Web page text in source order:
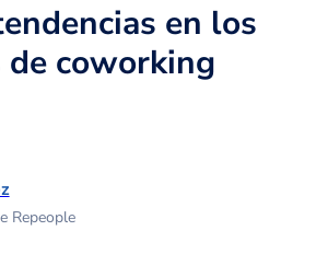
en los
de coworking
Repeople